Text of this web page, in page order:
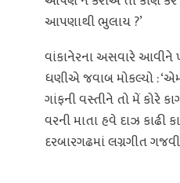
આપણાથી ભુલાય ?’
વાંકાનેરના અસવારે આવીને
ધણીએ જવાબ મોકલ્યો :
ગાંફની વસ્તીને તો મેં કોરે
વરની માતા હવે દાઝ કાઢી
દરબારગઢમાં લગ્નગીત